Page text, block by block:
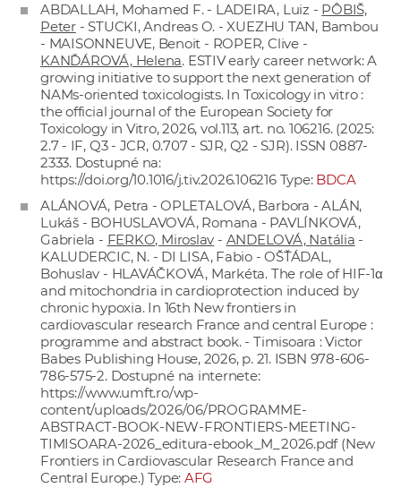
ABDALLAH, Mohamed F. - LADEIRA, Luiz - PÔBIŠ,
Peter- STUCKI, Andreas O. - XUEZHU TAN, Bambou
- MAISONNEUVE, Benoit - ROPER, Clive -
KANĎÁROVÁ, Helena. ESTIV early career network: A
growing initiative to support the next generation of
NAMs-oriented toxicologists. In Toxicology in vitro :
the official journal of the European Society for
Toxicology in Vitro, 2026, vol.113, art. no. 106216. (2025:
2.7 - IF, Q3 - JCR, 0.707 - SJR, Q2 - SJR). ISSN 0887-
2333. Dostupné na:
https://doi.org/10.1016/j.tiv.2026.106216Type: BDCA
ALÁNOVÁ, Petra - OPLETALOVÁ, Barbora - ALÁN,
Lukáš - BOHUSLAVOVÁ, Romana - PAVLÍNKOVÁ,
Gabriela - FERKO, Miroslav - ANDELOVÁ, Natália -
KALUDERCIC, N. - DI LISA, Fabio - OŠŤÁDAL,
Bohuslav - HLAVÁČKOVÁ, Markéta. The role of HIF-1α
and mitochondria in cardioprotection induced by
chronic hypoxia. In 16th New frontiers in
cardiovascular research France and central Europe :
programme and abstract book. - Timisoara : Victor
Babes Publishing House, 2026, p. 21. ISBN 978-606-
786-575-2. Dostupné na internete:
https://www.umft.ro/wp-
content/uploads/2026/06/PROGRAMME-
ABSTRACT-BOOK-NEW-FRONTIERS-MEETING-
TIMISOARA-2026_editura-ebook_M_2026.pdf(New
Frontiers in Cardiovascular Research France and
Central Europe.) Type: AFG